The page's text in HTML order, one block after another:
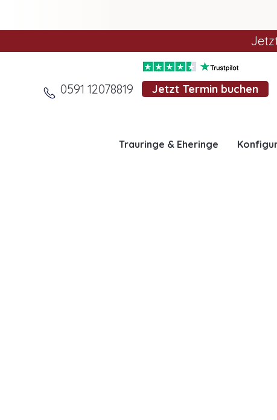
0591 12078819 Jetzt Termin buchen
Trauringe & Eheringe